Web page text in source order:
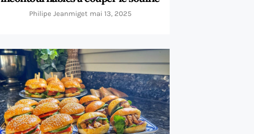
Philipe Jeanmiget mai 13, 2025